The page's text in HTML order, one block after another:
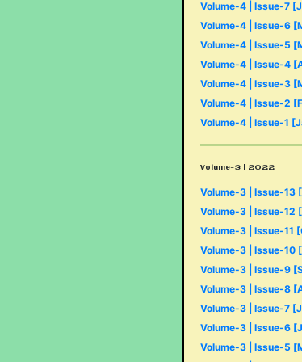
Volume-4 | Issue-7
Volume-4 | Issue-6
Volume-4 | Issue-5
Volume-4 | Issue-4
Volume-4 | Issue-3
Volume-4 | Issue-2
Volume-4 | Issue-1
Volume-3 | 2022
Volume-3 | Issue-13
Volume-3 | Issue-12
Volume-3 | Issue-11
Volume-3 | Issue-10
Volume-3 | Issue-9
Volume-3 | Issue-8
Volume-3 | Issue-7
Volume-3 | Issue-6
Volume-3 | Issue-5